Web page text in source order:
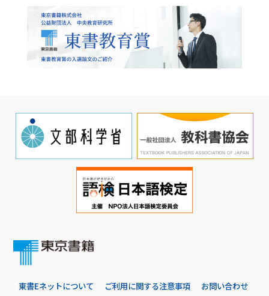
東書Eネットについて ご利用に関する注意事項
お問い合わせ